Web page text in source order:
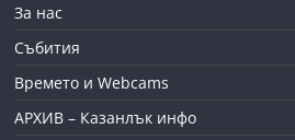
За нас
Събития
Времето и Webcams
АРХИВ – Казанлък инфо